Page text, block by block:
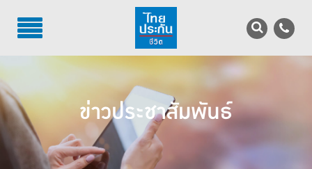
TH EN
บริการลูกค้า
บริการตัวแทน
รู้จักไทยประกันชีวิต
ข่าวประชาสัมพันธ์